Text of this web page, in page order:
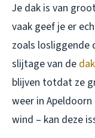
Je dak is van
vaak geef je er
zoals losliggende
slijtage van de
blijven totdat ze
weer in
wind – kan deze